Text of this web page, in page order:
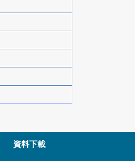
資料下載